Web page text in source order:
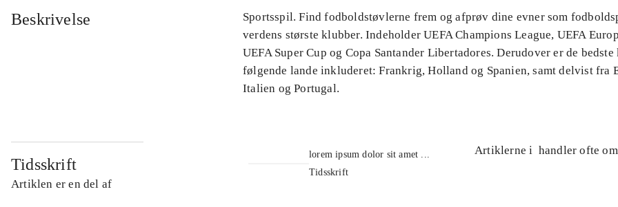
Beskrivelse
Sportsspil. Find fodboldstøvlerne frem og afprøv dine evner som
verdens største klubber. Indeholder UEFA Champions League, UEFA
UEFA Super Cup og Copa Santander Libertadores. Derudover er de
følgende lande inkluderet: Frankrig, Holland og Spanien, samt delvist fra
Italien og Portugal.
Tidsskrift
Artiklen er en del af
lorem ipsum dolor sit amet ...
Tidsskrift
Artiklerne i handler ofte om